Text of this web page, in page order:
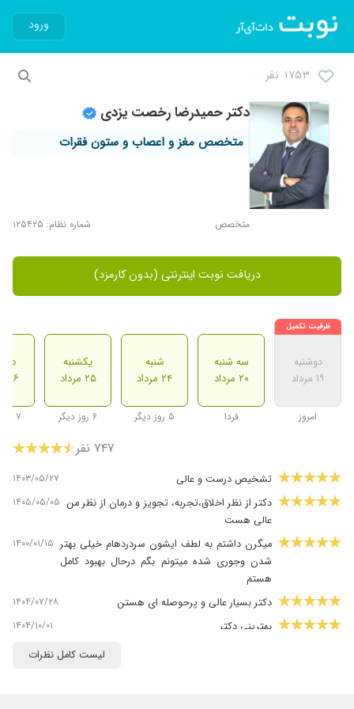
ورود
۱۷۵۳ نفر
دکتر حمیدرضا رخصت یزدی
متخصص مغز و اعصاب و ستون فقرات
متخصص شماره نظام: ۱۲۵۴۲۵
دریافت نوبت اینترنتی (بدون کارمزد)
دوشنبه
۱۹ مرداد
امروز
سه شنبه
۲۰ مرداد
فردا
شنبه
۲۴ مرداد
۵ روز دیگر
یکشنبه
۲۵ مرداد
۶ روز دیگر
۲۶ مرداد
۷ روز دیگر
۷۴۷ نفر
تشخیص درست و عالی ۱۴۰۳/۰۵/۲۷
دکتر از نظر اخلاق،تجربه، تجویز و درمان از نظر من
عالی هست
۱۴۰۵/۰۵/۰۵
میگرن داشتم به لطف ایشون سردردهام خیلی بهتر
شدن وجوری شده میتونم بگم درحال بهبود کامل
هستم
۱۴۰۰/۰۱/۱۵
دکتر بسیار عالی و پرحوصله ای هستن ۱۴۰۴/۰۷/۲۸
بهترینی دکتر ۱۴۰۴/۱۰/۰۱
من مشکل میگرن داشتم که خدا رو شکر با
۱۴۰۴/۰۸/۱۸
لیست کامل نظرات